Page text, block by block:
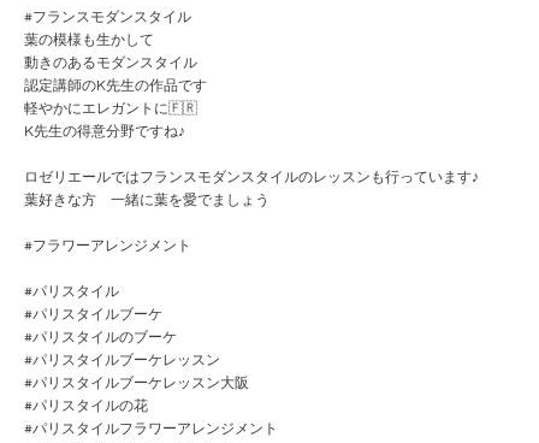
#フランスモダンスタイル
葉の模様も生かして
動きのあるモダンスタイル
認定講師のK先生の作品です
軽やかにエレガントに🇫🇷
K先生の得意分野ですね♪
ロゼリエールではフランスモダンスタイルのレッスンも行っています♪
葉好きな方 一緒に葉を愛でましょう
#フラワーアレンジメント
#パリスタイル
#パリスタイルブーケ
#パリスタイルのブーケ
#パリスタイルブーケレッスン
#パリスタイルブーケレッスン大阪
#パリスタイルの花
#パリスタイルフラワーアレンジメント